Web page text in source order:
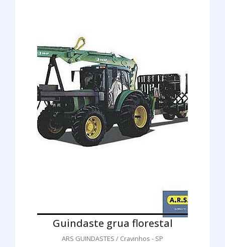
Guindaste grua florestal
ARS GUINDASTES / Cravinhos - SP